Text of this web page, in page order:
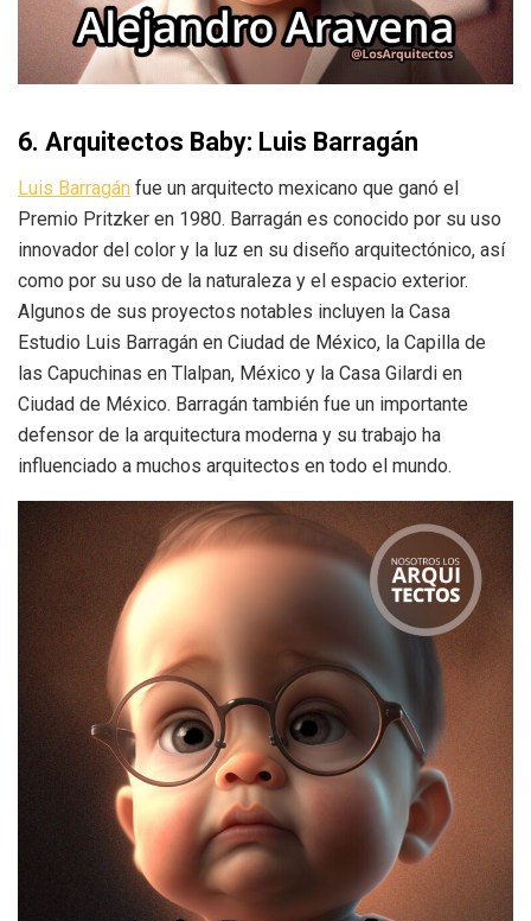
6. Arquitectos Baby: Luis Barragán
Luis Barragán fue un arquitecto mexicano que ganó el
Premio Pritzker en 1980. Barragán es conocido por su uso
innovador del color y la luz en su diseño arquitectónico, así
como por su uso de la naturaleza y el espacio exterior.
Algunos de sus proyectos notables incluyen la Casa
Estudio Luis Barragán en Ciudad de México, la Capilla de
las Capuchinas en Tlalpan, México y la Casa Gilardi en
Ciudad de México. Barragán también fue un importante
defensor de la arquitectura moderna y su trabajo ha
influenciado a muchos arquitectos en todo el mundo.